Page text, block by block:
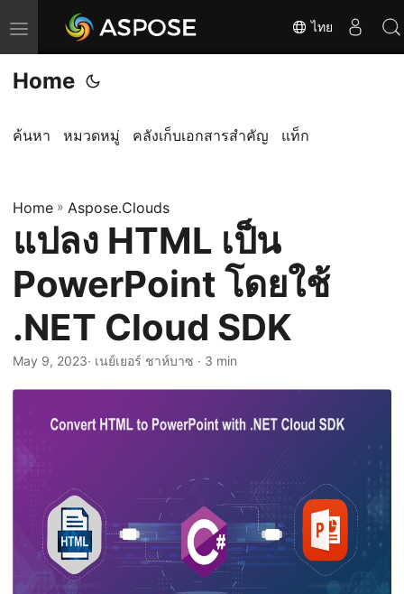
T
o
g
l
a
v
i
g
t
i
o
ไทย
Home
ค้นหา หมวดหมู่ คลังเก็บเอกสารสำคัญ แท็ก
Home » Aspose.Clouds
แปลง HTML เป็น
PowerPoint โดยใช้
.NET Cloud SDK
May 9, 2023· เนย์เยอร์ ชาห์บาซ · 3 min